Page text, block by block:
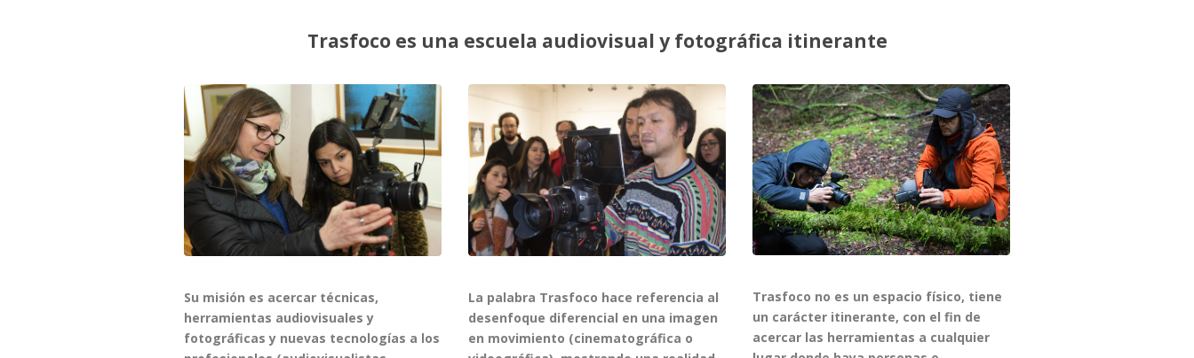
Trasfoco es una escuela audiovisual y fotográfica itinerante
Su misión es acercar técnicas,
herramientas audiovisuales y
fotográficas y nuevas tecnologías a los
La palabra Trasfoco hace referencia al
desenfoque diferencial en una imagen
en movimiento (cinematográfica o
Trasfoco no es un espacio físico, tiene
un carácter itinerante, con el fin de
acercar las herramientas a cualquier